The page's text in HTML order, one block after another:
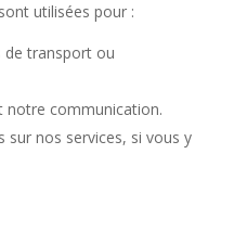
utilisées pour :
de transport ou
notre communication.
sur nos services, si vous y